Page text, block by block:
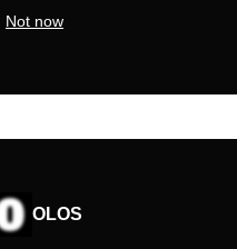
Not now
OLOS